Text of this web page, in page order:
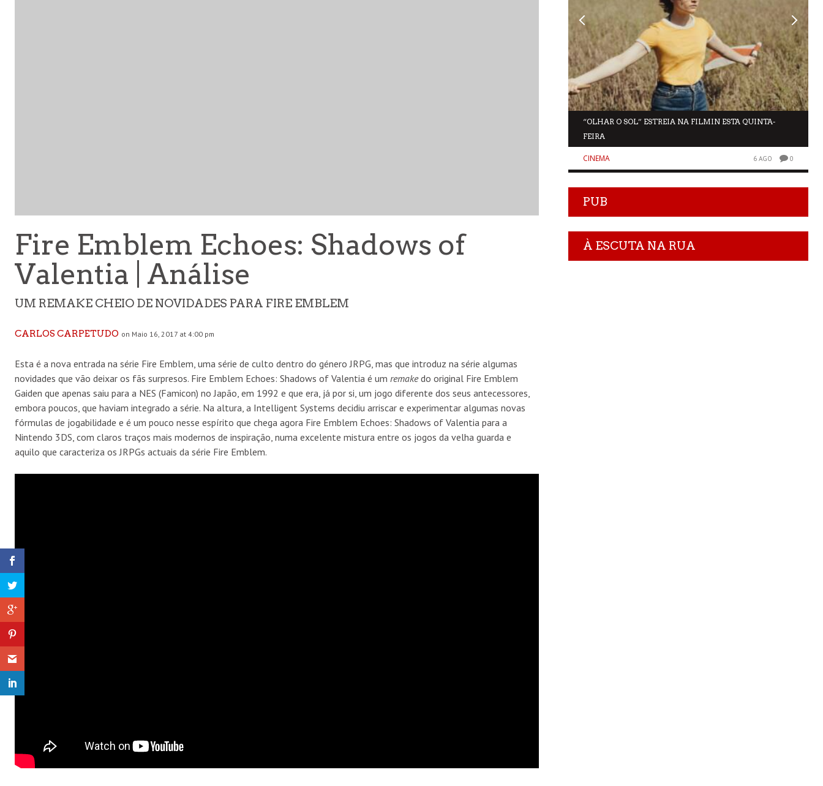
Fire Emblem Echoes: Shadows of
Valentia | Análise
UM REMAKE CHEIO DE NOVIDADES PARA FIRE EMBLEM
CARLOS CARPETUDO on Maio 16, 2017 at 4:00 pm
Esta é a nova entrada na série Fire Emblem, uma série de culto dentro do género JRPG, mas que introduz na série algumas
novidades que vão deixar os fãs surpresos. Fire Emblem Echoes: Shadows of Valentia é um remakedo original Fire Emblem
Gaiden que apenas saiu para a NES (Famicon) no Japão, em 1992 e que era, já por si, um jogo diferente dos seus antecessores,
embora poucos, que haviam integrado a série. Na altura, a Intelligent Systems decidiu arriscar e experimentar algumas novas
fórmulas de jogabilidade e é um pouco nesse espírito que chega agora Fire Emblem Echoes: Shadows of Valentia para a
Nintendo 3DS, com claros traços mais modernos de inspiração, numa excelente mistura entre os jogos da velha guarda e
aquilo que caracteriza os JRPGs actuais da série Fire Emblem.
“OLHAR O SOL” ESTREIA NA FILMIN ESTA QUINTA-
FEIRA
CINEMA 6 AGO 0
PUB
À ESCUTA NA RUA